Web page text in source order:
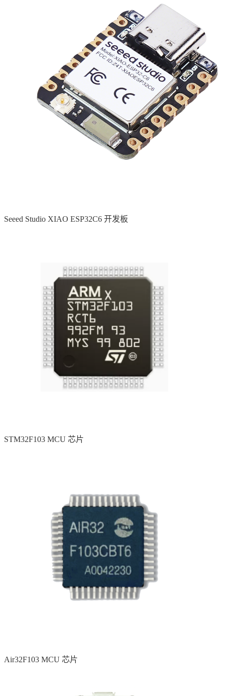
Seeed Studio XIAO ESP32C6 开发板
STM32F103 MCU 芯片
Air32F103 MCU 芯片